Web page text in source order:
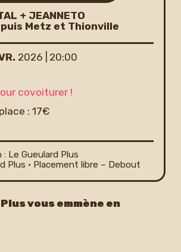
+ JEANNETO
Metz et Thionville
2026 20:00
covoiturer !
: 17€
Le Gueulard Plus
Plus • Placement libre – Debout
vous emmène en